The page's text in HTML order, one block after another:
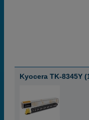
Kyocera TK-8345Y